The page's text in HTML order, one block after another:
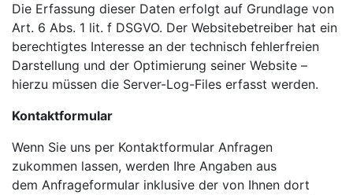
Die Erfassung dieser Daten erfolgt auf Grundlage von
Art. 6 Abs. 1 lit. f DSGVO. Der Websitebetreiber hat ein
berechtigtes Interesse an der technisch fehlerfreien
Darstellung und der Optimierung seiner Website –
hierzu müssen die Server-Log-Files erfasst werden.
Kontaktformular
Wenn Sie uns per Kontaktformular Anfragen
zukommen lassen, werden Ihre Angaben aus
dem Anfrageformular inklusive der von Ihnen dort